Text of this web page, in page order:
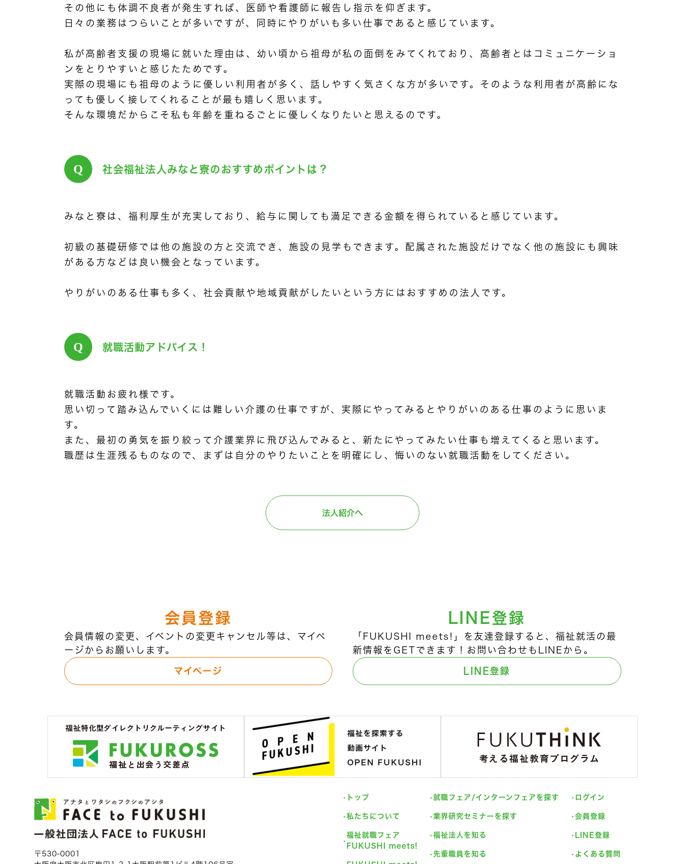
その他にも体調不良者が発生すれば、医師や看護師に報告し指示を仰ぎます。
日々の業務はつらいことが多いですが、同時にやりがいも多い仕事であると感じています。
私が高齢者支援の現場に就いた理由は、幼い頃から祖母が私の面倒をみてくれており、高齢者とはコミュニケーショ
ンをとりやすいと感じたためです。
実際の現場にも祖母のように優しい利用者が多く、話しやすく気さくな方が多いです。そのような利用者が高齢にな
っても優しく接してくれることが最も嬉しく思います。
そんな環境だからこそ私も年齢を重ねるごとに優しくなりたいと思えるのです。
Q 社会福祉法人みなと寮のおすすめポイントは？
みなと寮は、福利厚生が充実しており、給与に関しても満足できる金額を得られていると感じています。
初級の基礎研修では他の施設の方と交流でき、施設の見学もできます。配属された施設だけでなく他の施設にも興味
がある方などは良い機会となっています。
やりがいのある仕事も多く、社会貢献や地域貢献がしたいという方にはおすすめの法人です。
Q 就職活動アドバイス！
就職活動お疲れ様です。
思い切って踏み込んでいくには難しい介護の仕事ですが、実際にやってみるとやりがいのある仕事のように思いま
す。
また、最初の勇気を振り絞って介護業界に飛び込んでみると、新たにやってみたい仕事も増えてくると思います。
職歴は生涯残るものなので、まずは自分のやりたいことを明確にし、悔いのない就職活動をしてください。
法人紹介へ
会員登録
会員情報の変更、イベントの変更キャンセル等は、マイペ
ージからお願いします。
マイページ
LINE登録
「FUKUSHI meets!」を友達登録すると、福祉就活の最
新情報をGETできます！お問い合わせもLINEから。
LINE登録
〒530-0001
トップ
私たちについて
福祉就職フェア
FUKUSHI meets!
就職フェア/インターンフェアを探す
業界研究セミナーを探す
福祉法人を知る
先輩職員を知る
ログイン
会員登録
LINE登録
よくある質問